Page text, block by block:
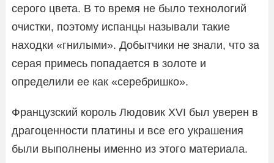
серого цвета. В то время не было технологий
очистки, поэтому испанцы называли такие
находки «гнилыми». Добытчики не знали, что за
серая примесь попадается в золоте и
определили ее как «серебришко».
Французский король Людовик XVI был уверен в
драгоценности платины и все его украшения
были выполнены именно из этого материала.